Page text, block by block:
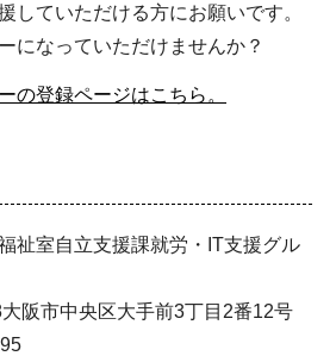
していただける方にお願いです。
になっていただけませんか？
の登録ページはこちら。
祉室自立支援課就労・IT支援グル
大阪市中央区大手前3丁目2番12号